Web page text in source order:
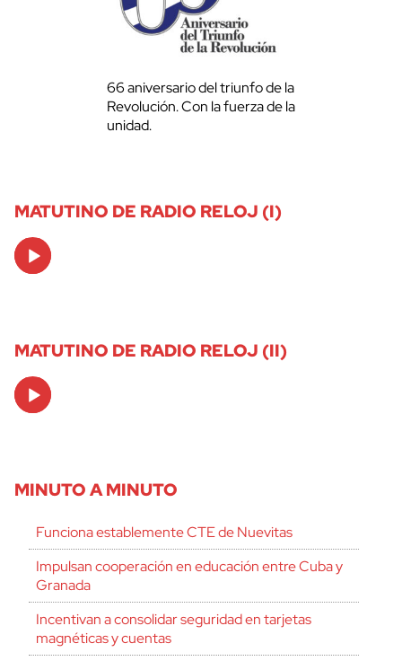
66 aniversario del triunfo de la
Revolución. Con la fuerza de la
unidad.
MATUTINO DE RADIO RELOJ (I)
Audio
Player
MATUTINO DE RADIO RELOJ (II)
Audio
Player
MINUTO A MINUTO
Funciona establemente CTE de Nuevitas
Impulsan cooperación en educación entre Cuba y
Granada
Incentivan a consolidar seguridad en tarjetas
magnéticas y cuentas